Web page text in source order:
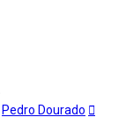
Pedro Dourado